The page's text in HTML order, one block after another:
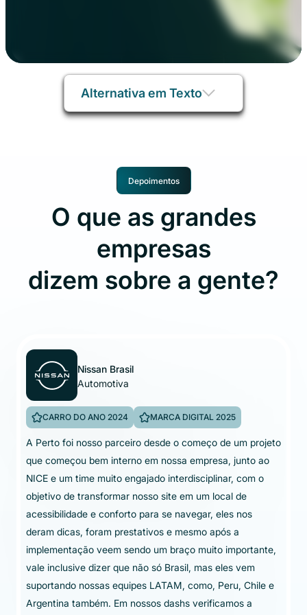
Alternativa em Texto
Depoimentos
O que as grandes
empresas
dizem sobre a gente?
Nissan Brasil
Automotiva
CARRO DO ANO 2024 MARCA DIGITAL 2025
A Perto foi nosso parceiro desde o começo de um projeto
que começou bem interno em nossa empresa, junto ao
NICE e um time muito engajado interdisciplinar, com o
objetivo de transformar nosso site em um local de
acessibilidade e conforto para se navegar, eles nos
deram dicas, foram prestativos e mesmo após a
implementação veem sendo um braço muito importante,
vale inclusive dizer que não só Brasil, mas eles vem
suportando nossas equipes LATAM, como, Peru, Chile e
Argentina também. Em nossos dashs verificamos a
Educação
Estamos muito satisfeitos com a implementação do
plugin de acessibilidade da Perto Digital. O resultado final
superou as nossas expectativas. Agora, podemos
oferecer uma experiência digital verdadeiramente
inclusiva para todos os nossos clientes,
independentemente de suas necessidades específicas.
Agro Bayer
Estamos muito satisfeitos com a implementação do
plugin de acessibilidade no site Agro Bayer e com o
serviço que está sendo oferecido. Observamos um bom
engajamento dos usuários no site em relação às
funcionalidades do Perto Plugin e temos uma visão muito
clara dos dados através do dashboard. Agradecemos ao
Instituto Ayrton Senna
Educação
Contar com a tecnologia de acessibilidade da Perto
Digital tem sido fundamental para o Instituto Ayrton
Senna. Há tempos buscávamos uma solução que
estivesse alinhada tanto com a legislação vigente quanto
com o nosso compromisso de oferecer uma experiência
acessível e inclusiva a todos que visitam o nosso site. A
Perto Digital não apenas atendeu essa necessidade de
forma exemplar, como também se mostrou uma parceira
estratégica que acredita, assim como nós, no poder
transformador da educação de qualidade. A solução que